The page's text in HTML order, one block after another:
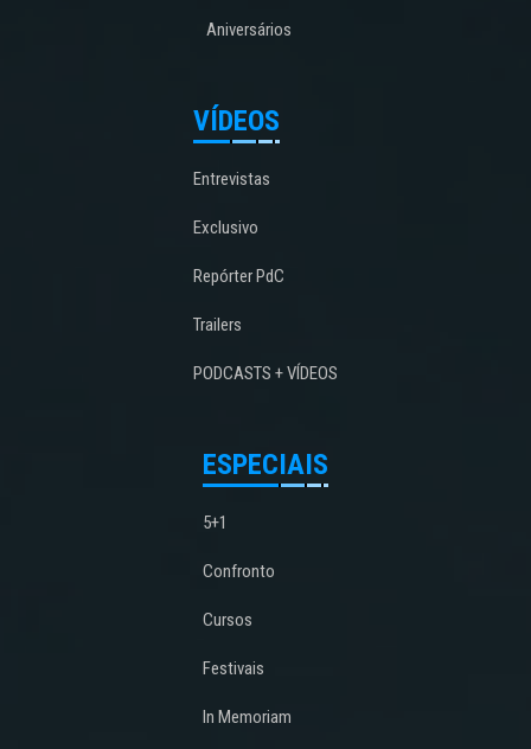
Aniversários
VÍDEOS
Entrevistas
Exclusivo
Repórter PdC
Trailers
PODCASTS + VÍDEOS
ESPECIAIS
5+1
Confronto
Cursos
Festivais
In Memoriam